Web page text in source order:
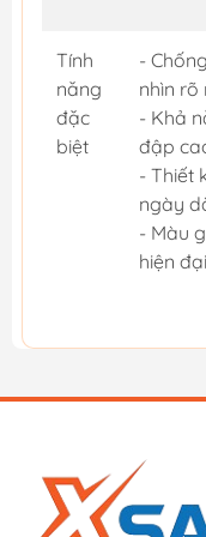
Tính
năng
đặc
biệt
-
nhìn rõ
- Khả
đập
- Thiết
ngày
- Màu
hiện